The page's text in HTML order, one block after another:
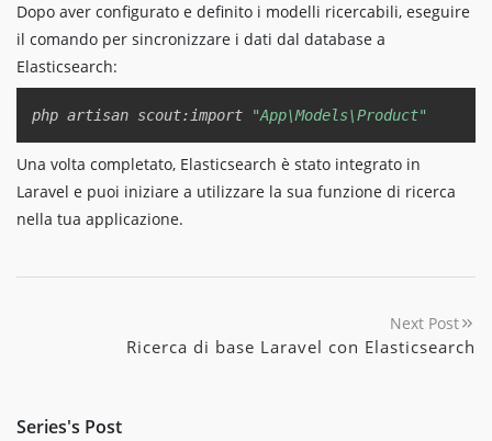
Dopo aver configurato e definito i modelli ricercabili, eseguire
il comando per sincronizzare i dati dal database a
Elasticsearch:
php artisan scout:import "App\Models\Product"
Una volta completato, Elasticsearch è stato integrato in
Laravel e puoi iniziare a utilizzare la sua funzione di ricerca
nella tua applicazione.
Next Post
Ricerca di base Laravel con Elasticsearch
Series's Post